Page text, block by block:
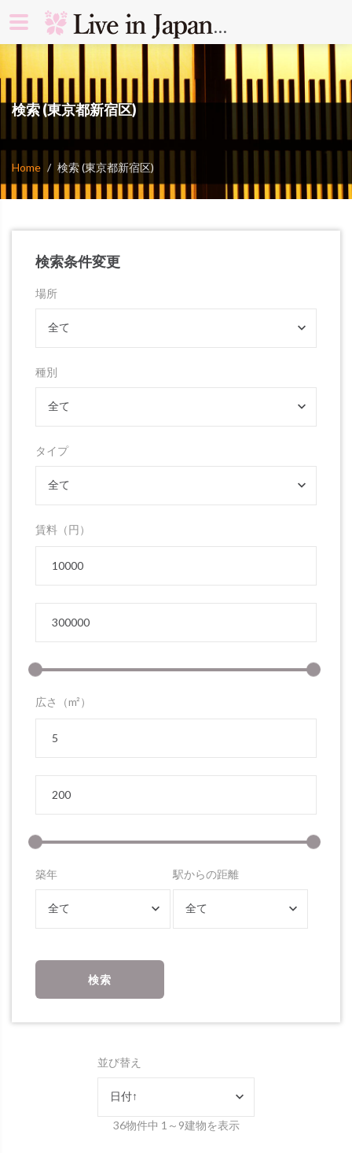
検索 (東京都新宿区)
Home 検索 (東京都新宿区)
検索条件変更
場所
全て
種別
全て
タイプ
全て
賃料（円）
広さ（m²）
築年
全て
駅からの距離
全て
検索
並び替え
日付↑
36物件中 1～9建物を表示